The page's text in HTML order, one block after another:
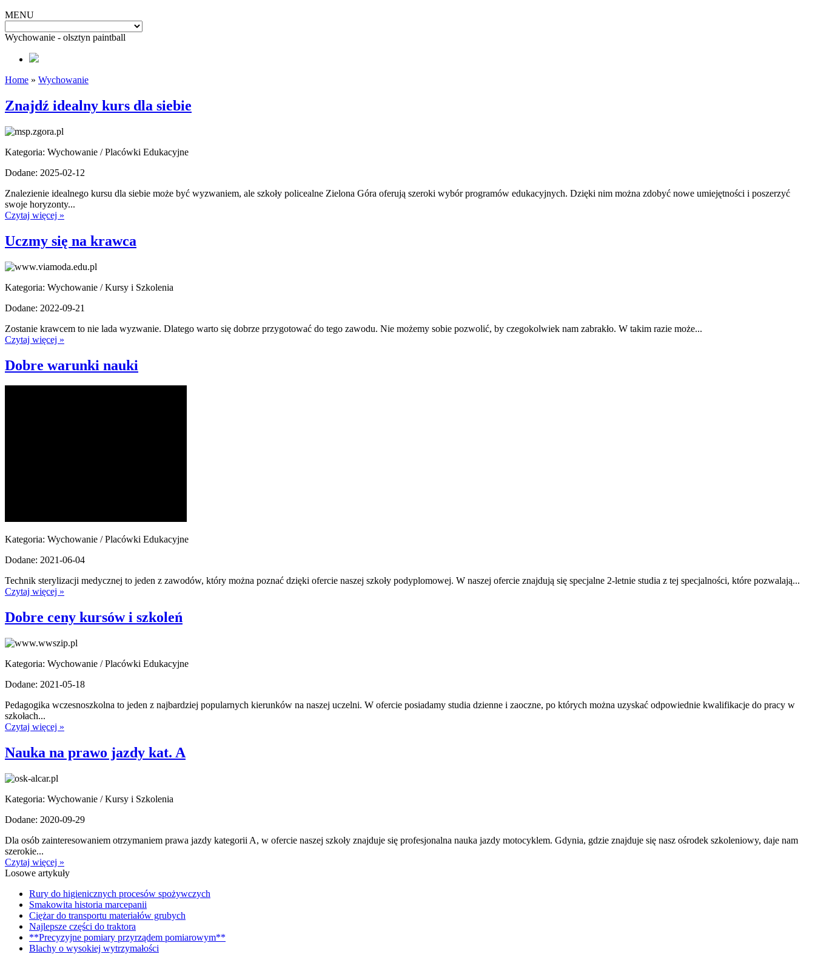
MENU
Wychowanie - olsztyn paintball
Home » Wychowanie
Znajdź idealny kurs dla siebie
Kategoria: Wychowanie / Placówki Edukacyjne
Dodane: 2025-02-12
Znalezienie idealnego kursu dla siebie może być wyzwaniem, ale szkoły policealne Zielona Góra oferują szeroki wybór programów edukacyjnych. Dzięki nim można zdobyć nowe umiejętności i poszerzyć
swoje horyzonty...
Czytaj więcej »
Uczmy się na krawca
Kategoria: Wychowanie / Kursy i Szkolenia
Dodane: 2022-09-21
Zostanie krawcem to nie lada wyzwanie. Dlatego warto się dobrze przygotować do tego zawodu. Nie możemy sobie pozwolić, by czegokolwiek nam zabrakło. W takim razie może...
Czytaj więcej »
Dobre warunki nauki
Kategoria: Wychowanie / Placówki Edukacyjne
Dodane: 2021-06-04
Technik sterylizacji medycznej to jeden z zawodów, który można poznać dzięki ofercie naszej szkoły podyplomowej. W naszej ofercie znajdują się specjalne 2-letnie studia z tej specjalności, które pozwalają...
Czytaj więcej »
Dobre ceny kursów i szkoleń
Kategoria: Wychowanie / Placówki Edukacyjne
Dodane: 2021-05-18
Pedagogika wczesnoszkolna to jeden z najbardziej popularnych kierunków na naszej uczelni. W ofercie posiadamy studia dzienne i zaoczne, po których można uzyskać odpowiednie kwalifikacje do pracy w
szkołach...
Czytaj więcej »
Nauka na prawo jazdy kat. A
Kategoria: Wychowanie / Kursy i Szkolenia
Dodane: 2020-09-29
Dla osób zainteresowaniem otrzymaniem prawa jazdy kategorii A, w ofercie naszej szkoły znajduje się profesjonalna nauka jazdy motocyklem. Gdynia, gdzie znajduje się nasz ośrodek szkoleniowy, daje nam
szerokie...
Czytaj więcej »
Losowe artykuły
Rury do higienicznych procesów spożywczych
Smakowita historia marcepanii
Ciężar do transportu materiałów grubych
Najlepsze części do traktora
**Precyzyjne pomiary przyrządem pomiarowym**
Blachy o wysokiej wytrzymałości